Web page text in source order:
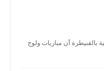
بالقنيطرة أن مباريات ولوج